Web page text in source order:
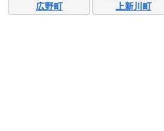
広野町 上新川町